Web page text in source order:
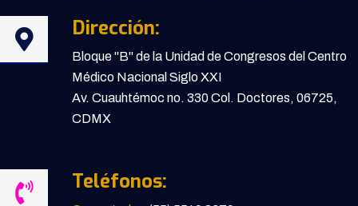
Dirección:
Bloque "B" de la Unidad de Congresos del Centro
Médico Nacional Siglo XXI
Av. Cuauhtémoc no. 330 Col. Doctores, 06725,
CDMX
Teléfonos: